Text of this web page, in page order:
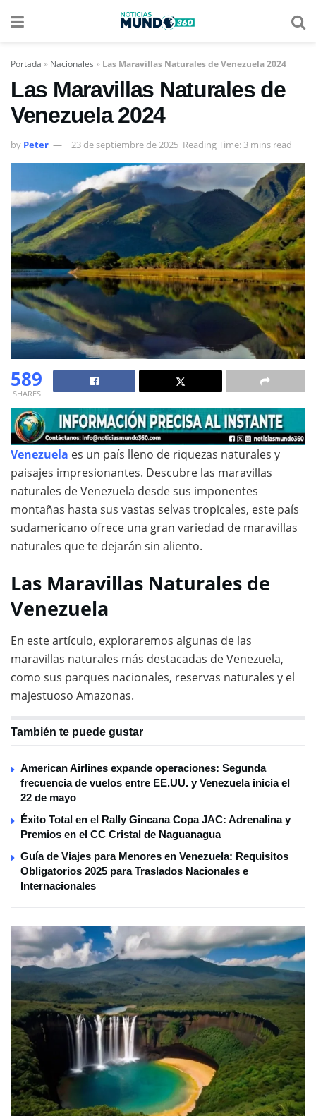
Portada » Nacionales » Las Maravillas Naturales de Venezuela 2024
Las Maravillas Naturales de
Venezuela 2024
by Peter 23 de septiembre de 2025 Reading Time: 3 mins read
589
SHARES
Venezuela es un país lleno de riquezas naturales y
paisajes impresionantes. Descubre las maravillas
naturales de Venezuela desde sus imponentes
montañas hasta sus vastas selvas tropicales, este país
sudamericano ofrece una gran variedad de maravillas
naturales que te dejarán sin aliento.
Las Maravillas Naturales de
Venezuela
En este artículo, exploraremos algunas de las
maravillas naturales más destacadas de Venezuela,
como sus parques nacionales, reservas naturales y el
majestuoso Amazonas.
También te puede gustar
American Airlines expande operaciones: Segunda
frecuencia de vuelos entre EE.UU. y Venezuela inicia el
22 de mayo
Éxito Total en el Rally Gincana Copa JAC: Adrenalina y
Premios en el CC Cristal de Naguanagua
Guía de Viajes para Menores en Venezuela: Requisitos
Obligatorios 2025 para Traslados Nacionales e
Internacionales